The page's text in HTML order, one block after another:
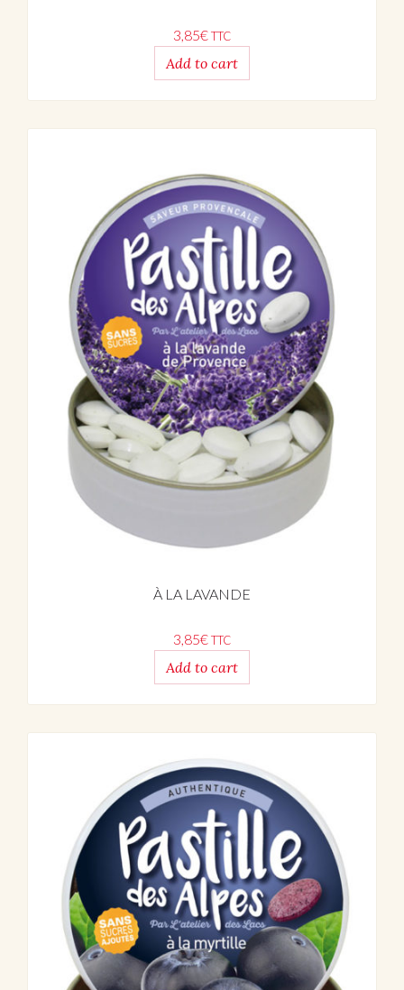
3,85€TTC
Add to cart
À LA LAVANDE
3,85€TTC
Add to cart